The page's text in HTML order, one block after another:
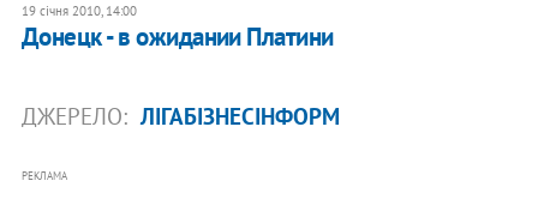
19 січня 2010, 14:00
Донецк - в ожидании Платини
ДЖЕРЕЛО: ЛІГАБІЗНЕСІНФОРМ
РЕКЛАМА